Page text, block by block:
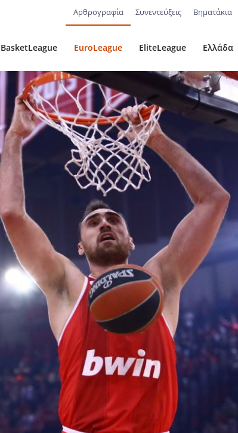
Αρθρογραφία Συνεντεύξεις Βηματάκια
BasketLeague EuroLeague EliteLeague Ελλάδα